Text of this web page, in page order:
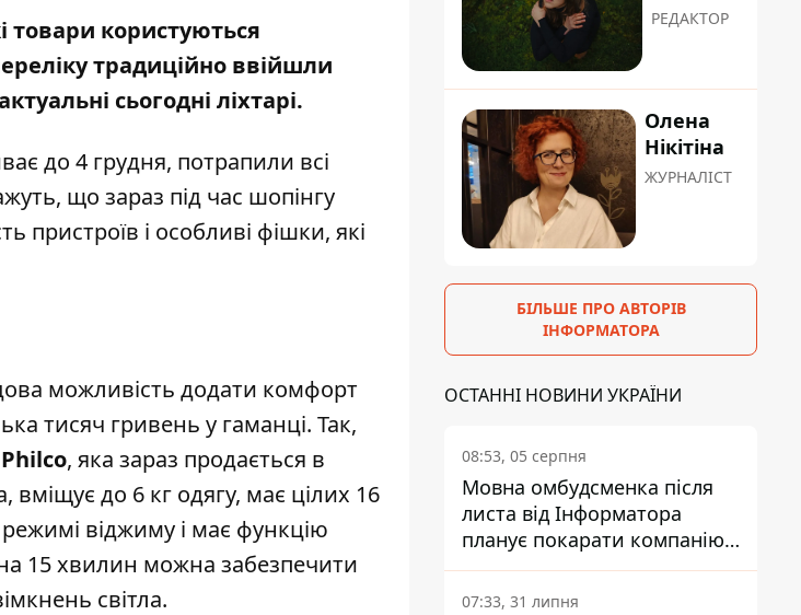
товари користуються
традиційно ввійшли
сьогодні ліхтарі.
до 4 грудня, потрапили всі
що зараз під час шопінгу
пристроїв і особливі фішки, які
можливість додати комфорт
тисяч гривень у гаманці. Так,
, яка зараз продається в
до 6 кг одягу, має цілих 16
віджиму і має функцію
15 хвилин можна забезпечити
світла.
РЕДАКТОР
Олена
Нікітіна
ЖУРНАЛІСТ
БІЛЬШЕ ПРО АВТОРІВ
ІНФОРМАТОРА
ОСТАННІ НОВИНИ УКРАЇНИ
08:53, 05 серпня
Мовна омбудсменка після
листа від Інформатора
планує покарати компанію-
підрядника ПриватБанку
07:33, 31 липня